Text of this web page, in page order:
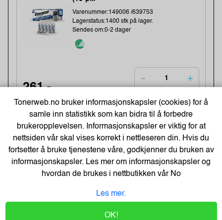
Varenummer:149006 /639753
Lagerstatus:1400 stk på lager.
Sendes om:0-2 dager
261,-
209,- Eks. Mva.
Kjøp
-48%
Kopipapir Nøytralt A4 80G (500 ark) -
Bestselger!
Varenummer:329900 /
Lagerstatus:60 stk på lager.
Tonerweb.no bruker informasjonskapsler (cookies) for å
samle inn statistikk som kan bidra til å forbedre
brukeropplevelsen. Informasjonskapsler er viktig for at
nettsiden vår skal vises korrekt i nettleseren din. Hvis du
fortsetter å bruke tjenestene våre, godkjenner du bruken av
informasjonskapsler. Les mer om informasjonskapsler og
hvordan de brukes i nettbutikken vårNo
Les mer.
OK!